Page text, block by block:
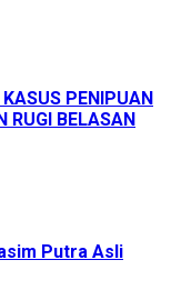
PENIPUAN
RUGI BELASAN
Putra Asli